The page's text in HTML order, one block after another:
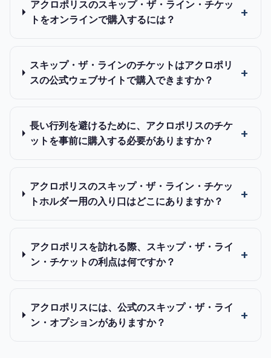
アクロポリスのスキップ・ザ・ライン・チケッ
トをオンラインで購入するには？
スキップ・ザ・ラインのチケットはアクロポリ
スの公式ウェブサイトで購入できますか？
長い行列を避けるために、アクロポリスのチケ
ットを事前に購入する必要がありますか？
アクロポリスのスキップ・ザ・ライン・チケッ
トホルダー用の入り口はどこにありますか？
アクロポリスを訪れる際、スキップ・ザ・ライ
ン・チケットの利点は何ですか？
アクロポリスには、公式のスキップ・ザ・ライ
ン・オプションがありますか？